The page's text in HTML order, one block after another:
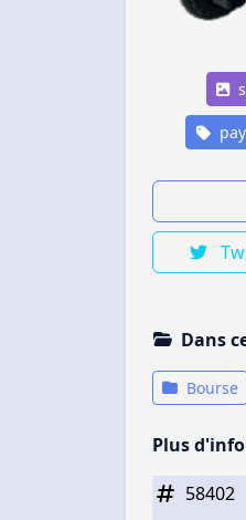
Dans
Bourse
Plus
58402